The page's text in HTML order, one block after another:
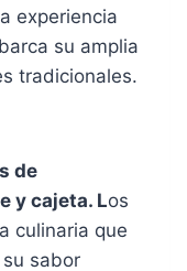
experiencia
su amplia
tradicionales.
de
y cajeta. Los
culinaria que
sabor